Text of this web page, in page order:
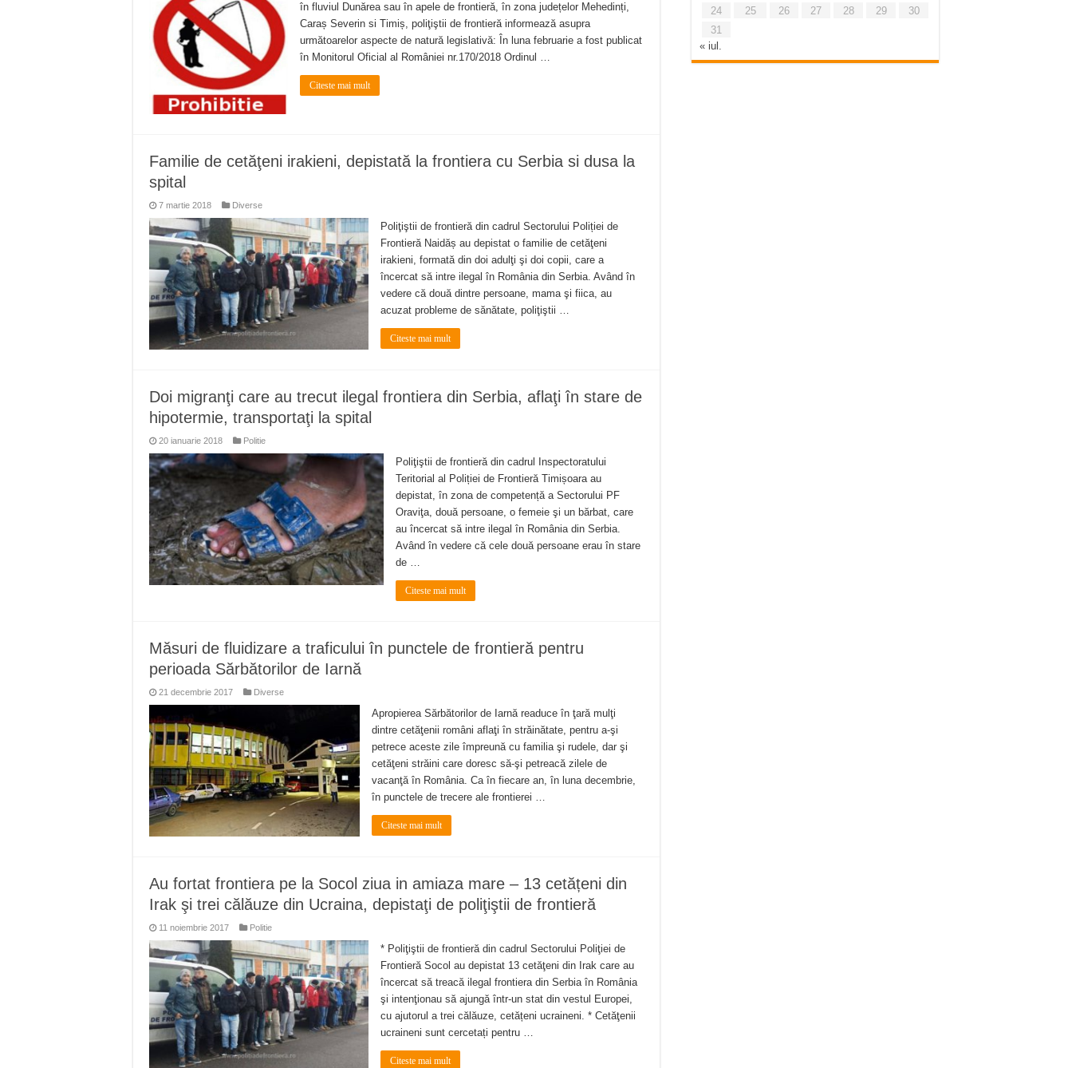
în fluviul Dunărea sau în apele de frontieră, în zona județelor Mehedinți,
Caraș Severin si Timiș, poliţiştii de frontieră informează asupra
următoarelor aspecte de natură legislativă: În luna februarie a fost publicat
în Monitorul Oficial al României nr.170/2018 Ordinul …
Citeste mai mult
Familie de cetăţeni irakieni, depistată la frontiera cu Serbia si dusa la
spital
7 martie 2018 Diverse
Poliţiştii de frontieră din cadrul Sectorului Poliției de
Frontieră Naidăș au depistat o familie de cetăţeni
irakieni, formată din doi adulţi şi doi copii, care a
încercat să intre ilegal în România din Serbia. Având în
vedere că două dintre persoane, mama şi fiica, au
acuzat probleme de sănătate, poliţiştii …
Citeste mai mult
Doi migranţi care au trecut ilegal frontiera din Serbia, aflaţi în stare de
hipotermie, transportaţi la spital
20 ianuarie 2018 Politie
Poliţiştii de frontieră din cadrul Inspectoratului
Teritorial al Poliției de Frontieră Timișoara au
depistat, în zona de competență a Sectorului PF
Oraviţa, două persoane, o femeie şi un bărbat, care
au încercat să intre ilegal în România din Serbia.
Având în vedere că cele două persoane erau în stare
de …
Citeste mai mult
Măsuri de fluidizare a traficului în punctele de frontieră pentru
perioada Sărbătorilor de Iarnă
21 decembrie 2017 Diverse
Apropierea Sărbătorilor de Iarnă readuce în ţară mulţi
dintre cetăţenii români aflaţi în străinătate, pentru a-şi
petrece aceste zile împreună cu familia şi rudele, dar şi
cetăţeni străini care doresc să-şi petreacă zilele de
vacanţă în România. Ca în fiecare an, în luna decembrie,
în punctele de trecere ale frontierei …
Citeste mai mult
Au fortat frontiera pe la Socol ziua in amiaza mare – 13 cetățeni din
Irak şi trei călăuze din Ucraina, depistaţi de poliţiştii de frontieră
11 noiembrie 2017 Politie
* Poliţiştii de frontieră din cadrul Sectorului Poliţiei de
Frontieră Socol au depistat 13 cetăţeni din Irak care au
încercat să treacă ilegal frontiera din Serbia în România
şi intenţionau să ajungă într-un stat din vestul Europei,
cu ajutorul a trei călăuze, cetățeni ucraineni. * Cetăţenii
ucraineni sunt cercetați pentru …
Citeste mai mult
24
25 26 27 28 29
30
31
« iul.